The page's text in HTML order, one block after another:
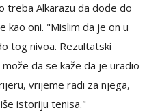
treba Alkarazu da dođe do
kao oni. "Mislim da je on u
tog nivoa. Rezultatski
da se kaže da je uradio
vrijeme radi za njega,
istoriju tenisa."